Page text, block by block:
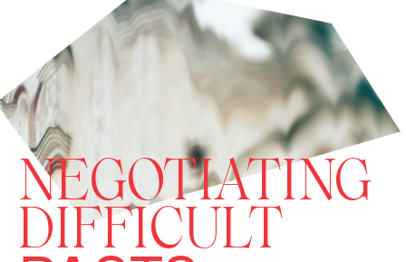
NEGOTIATING
DIFFICULT